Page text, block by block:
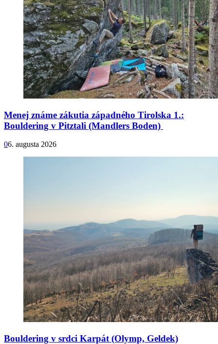
Menej známe zákutia západného Tirolska 1.:
Bouldering v Pitztali (Mandlers Boden)
06. augusta 2026
Bouldering v srdci Karpát (Olymp, Geldek)